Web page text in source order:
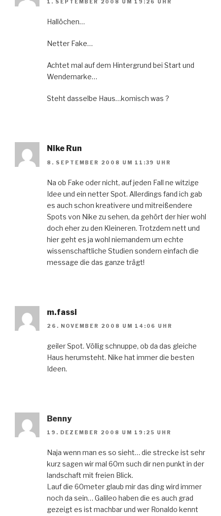
1. SEPTEMBER 2008 UM 19:26 UHR
Hallöchen…
Netter Fake…
Achtet mal auf dem Hintergrund bei Start und
Wendemarke…
Steht dasselbe Haus…komisch was ?
Nike Run
8. SEPTEMBER 2008 UM 11:39 UHR
Na ob Fake oder nicht, auf jeden Fall ne witzige
Idee und ein netter Spot. Allerdings fand ich gab
es auch schon kreativere und mitreißendere
Spots von Nike zu sehen, da gehört der hier wohl
doch eher zu den Kleineren. Trotzdem nett und
hier geht es ja wohl niemandem um echte
wissenschaftliche Studien sondern einfach die
message die das ganze trägt!
m.fassi
26. NOVEMBER 2008 UM 14:06 UHR
geiler Spot. Völlig schnuppe, ob da das gleiche
Haus herumsteht. Nike hat immer die besten
Ideen.
Benny
19. DEZEMBER 2008 UM 19:25 UHR
Naja wenn man es so sieht… die strecke ist sehr
kurz sagen wir mal 60m such dir nen punkt in der
landschaft mit freien Blick.
Lauf die 60meter glaub mir das ding wird immer
noch da sein… Galileo haben die es auch grad
gezeigt es ist machbar und wer Ronaldo kennt